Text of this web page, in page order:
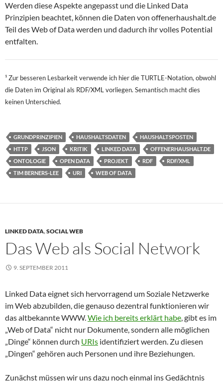
Werden diese Aspekte angepasst und die Linked Data
Prinzipien beachtet, können die Daten von offenerhaushalt.de
Teil des Web of Data werden und dadurch ihr volles Potential
entfalten.
¹ Zur besseren Lesbarkeit verwende ich hier die TURTLE-Notation, obwohl
die Daten im Original als RDF/XML vorliegen. Semantisch macht dies
keinen Unterschied.
GRUNDPRINZIPIEN HAUSHALTSDATEN
HAUSHALTSPOSTEN
HTTP
JSON KRITIK LINKED DATA
OFFENERHAUSHALT.DE
ONTOLOGIE
OPEN DATA PROJEKT RDF
RDF/XML
TIM BERNERS-LEE
URI WEB OF DATA
LINKED DATA,SOCIAL WEB
Das Web als Social Network
9. SEPTEMBER 2011
Linked Data eignet sich hervorragend um Soziale Netzwerke
im Web abzubilden, die genauso dezentral funktionieren wir
das altbekannte WWW.Wie ich bereits erklärt habe, gibt es im
„Web of Data“ nicht nur Dokumente, sondern alle möglichen
„Dinge“ können durch URIs identifiziert werden. Zu diesen
„Dingen“ gehören auch Personen und ihre Beziehungen.
Zunächst müssen wir uns dazu noch einmal ins Gedächtnis